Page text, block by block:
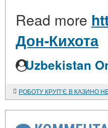
Read more
Дон-Кихота
Uzbekistan
РОБОТУ КРУП’Є В КАЗИНО